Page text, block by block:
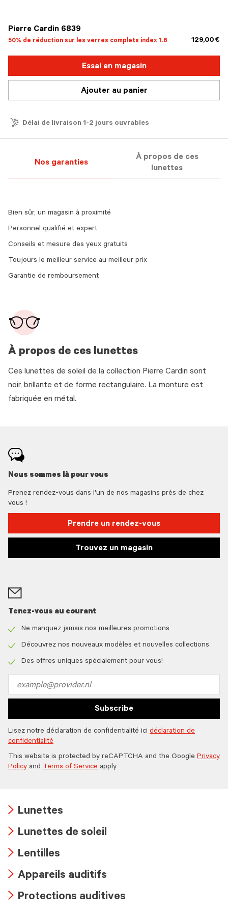
Pierre Cardin 6839
50% de réduction sur les verres complets index 1.6 129,00 €
Essai en magasin
Ajouter au panier
Délai de livraison 1-2 jours ouvrables
Nos garanties
À propos de ces
lunettes
À propos de ces lunettes
Ces lunettes de soleil de la collection Pierre Cardin sont
noir, brillante et de forme rectangulaire. La monture est
fabriquée en métal.
Bien sûr, un magasin à proximité
Personnel qualifié et expert
Conseils et mesure des yeux gratuits
Toujours le meilleur service au meilleur prix
Garantie de remboursement
Nous sommes là pour vous
Prenez rendez-vous dans l'un de nos magasins près de chez
vous !
Prendre un rendez-vous
Trouvez un magasin
Tenez-vous au courant
icon
Ne manquez jamais nos meilleures promotions
icon
Découvrez nos nouveaux modèles et nouvelles collections
Des offres uniques spécialement pour vous!
address
Subscribe
Lisez notre déclaration de confidentialité ici déclaration de
confidentialité
This website is protected by reCAPTCHA and the Google Privacy
Policy and Terms of Service apply
icon
Lunettes
icon
Lunettes de soleil
icon
Lentilles
icon
Appareils auditifs
Protections auditives